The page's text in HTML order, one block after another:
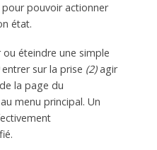
pour pouvoir actionner
état.
éteindre une simple
sur la prise (2)agir
la page du
menu principal. Un